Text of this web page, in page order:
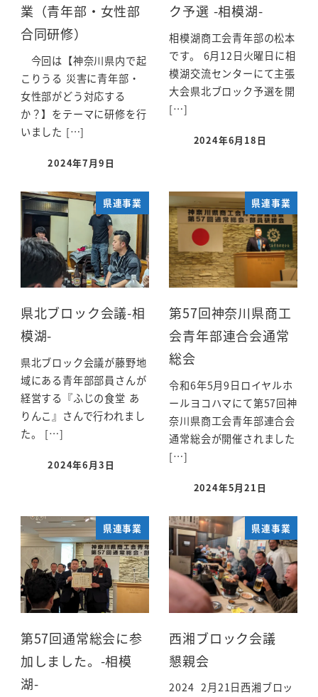
業（青年部・女性部
合同研修）
今回は【神奈川県内で起
こりうる 災害に青年部・
女性部がどう対応する
か？】をテーマに研修を行
いました […]
2024年7月9日
ク予選 -相模湖-
相模湖商工会青年部の松本
です。 6月12日火曜日に相
模湖交流センターにて主張
大会県北ブロック予選を開
[…]
2024年6月18日
県連事業
県北ブロック会議-相
模湖-
県北ブロック会議が藤野地
域にある青年部部員さんが
経営する『ふじの食堂 あ
りんこ』さんで行われまし
た。 […]
2024年6月3日
県連事業
第57回神奈川県商工
会青年部連合会通常
総会
令和6年5月9日ロイヤルホ
ールヨコハマにて第57回神
奈川県商工会青年部連合会
通常総会が開催されました
[…]
2024年5月21日
県連事業
第57回通常総会に参
加しました。-相模
湖-
県連事業
西湘ブロック会議
懇親会
2024 2月21日西湘ブロッ